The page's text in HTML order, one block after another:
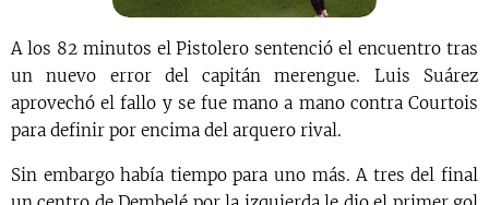
A los 82 minutos el Pistolero sentenció el encuentro tras
un nuevo error del capitán merengue. Luis Suárez
aprovechó el fallo y se fue mano a mano contra Courtois
para definir por encima del arquero rival.
Sin embargo había tiempo para uno más. A tres del final